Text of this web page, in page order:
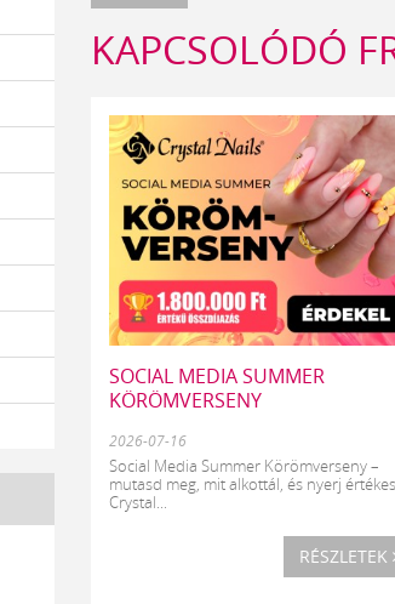
KAPCSOLÓDÓ
SOCIAL MEDIA SUMMER
KÖRÖMVERSENY
2026-07-16
Social Media Summer Körömverseny –
mutasd meg, mit alkottál, és nyerj értékes
Crystal...
RÉSZLETEK